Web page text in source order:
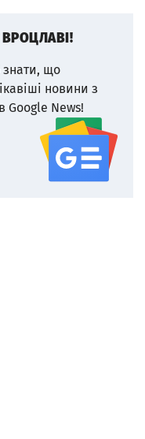
ВРОЦЛАВІ!
знати, що
новини з
Google News!
google news